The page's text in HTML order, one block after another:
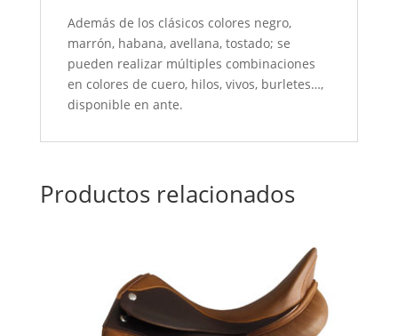
Además de los clásicos colores negro,
marrón, habana, avellana, tostado; se
pueden realizar múltiples combinaciones
en colores de cuero, hilos, vivos, burletes…,
disponible en ante.
Productos relacionados